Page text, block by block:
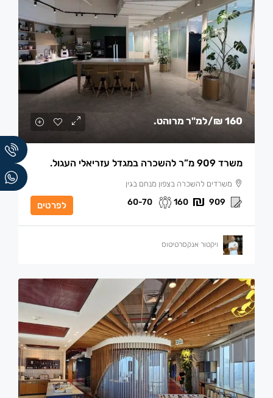
160 ₪ /למ"ר מרוהט.
משרד 909 מ”ר להשכרה במגדל עזריאלי העגול.
משרדים להשכרה בצפון מנחם בגין
909
160
60-70 לפרטים
ויקטור אנקסרטיטוס